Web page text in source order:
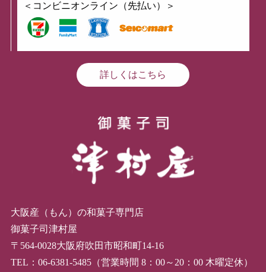
＜コンビニオンライン（先払い）＞
詳しくはこちら
大阪産（もん）の和菓子専門店
御菓子司津村屋
〒564-0028大阪府吹田市昭和町14-16
TEL：06-6381-5485（営業時間 8：00～20：00 木曜定休）